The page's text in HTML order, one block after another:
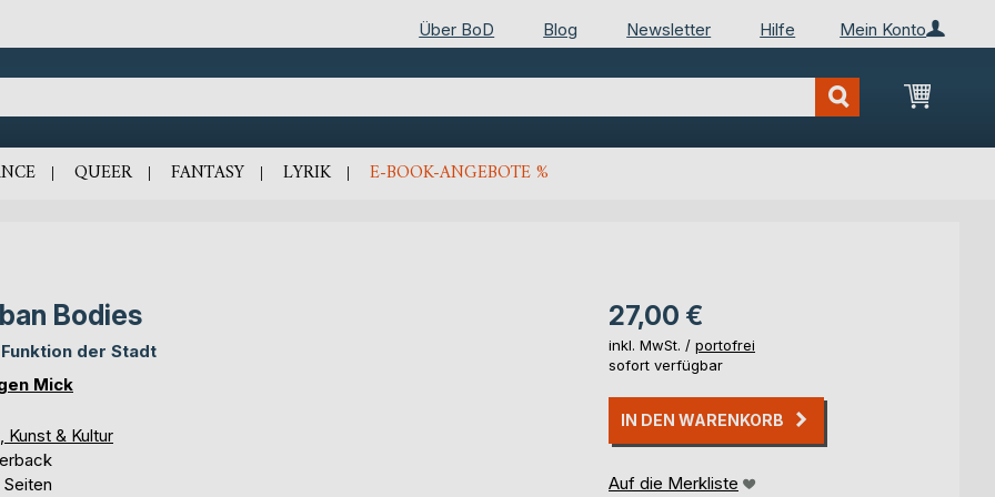
Mein Konto
Über BoD Blog Newsletter Hilfe
Mein
QUEER FANTASY LYRIK E-BOOK-ANGEBOTE %
Bodies
der Stadt
Mick
Kunst & Kultur
27,00 €
inkl. MwSt. / portofrei
sofort verfügbar
IN DEN WARENKORB
Auf die Merkliste